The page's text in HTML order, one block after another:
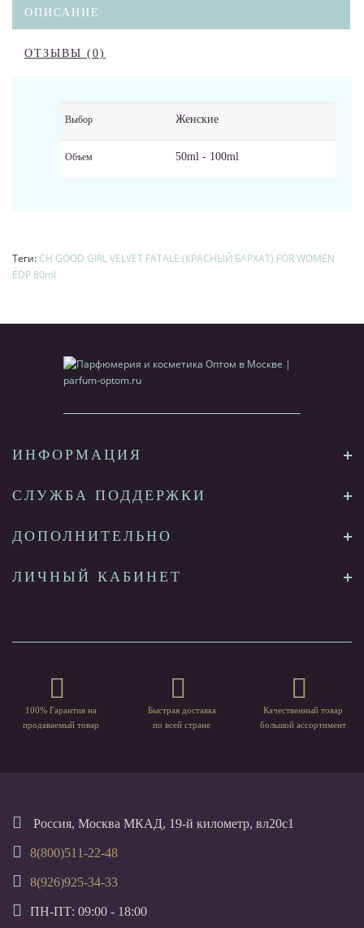
ОПИСАНИЕ
ОТЗЫВЫ (0)
Выбор Женские
Объем 50ml - 100ml
Теги: CH GOOD GIRL VELVET FATALE (КРАСНЫЙ БАРХАТ) FOR WOMEN
EDP 80ml
ИНФОРМАЦИЯ
СЛУЖБА ПОДДЕРЖКИ
ДОПОЛНИТЕЛЬНО
ЛИЧНЫЙ КАБИНЕТ
100% Гарантия на
продаваемый товар
Быстрая доставка
по всей стране
Качественный товар
большой ассортимент
Россия, Москва МКАД, 19-й километр, вл20с1
8(800)511-22-48
8(926)925-34-33
ПН-ПТ: 09:00 - 18:00